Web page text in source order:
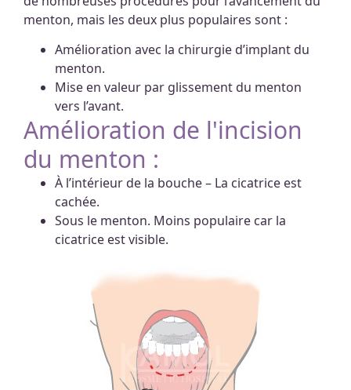
menton, mais les deux plus populaires sont :
Amélioration avec la chirurgie d’implant du
menton.
Mise en valeur par glissement du menton
vers l’avant.
Amélioration de l'incision
du menton :
À l’intérieur de la bouche – La cicatrice est
cachée.
Sous le menton. Moins populaire car la
cicatrice est visible.